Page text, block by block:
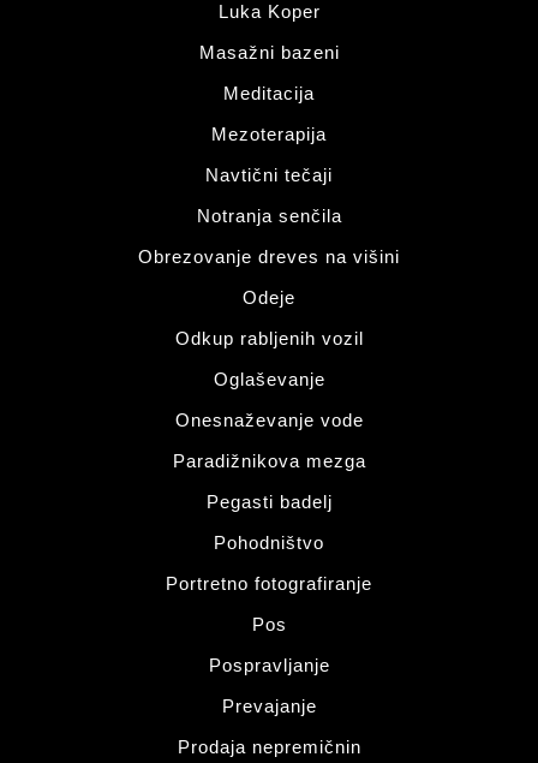
Luka Koper
Masažni bazeni
Meditacija
Mezoterapija
Navtični tečaji
Notranja senčila
Obrezovanje dreves na višini
Odeje
Odkup rabljenih vozil
Oglaševanje
Onesnaževanje vode
Paradižnikova mezga
Pegasti badelj
Pohodništvo
Portretno fotografiranje
Pos
Pospravljanje
Prevajanje
Prodaja nepremičnin